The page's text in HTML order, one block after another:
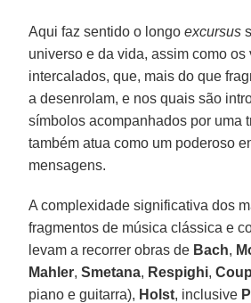
Aqui faz sentido o longoexcursus
universo e da vida, assim como os
intercalados, que, mais do que
a desenrolam, e nos quais são
símbolos acompanhados por uma
também atua como um poderoso
mensagens.
A complexidade significativa dos
fragmentos de música clássica e
levam a recorrer obras de Bach,
Mahler,Smetana, Respighi,
piano e guitarra), Holst, inclusive